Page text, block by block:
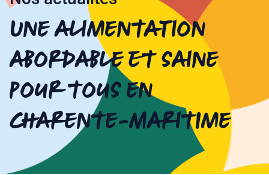
Une alimentation
abordable et saine
pour tous en
Charente-Maritime